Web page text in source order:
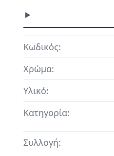
Κωδικός:
Χρώμα:
Υλικό:
Κατηγορία:
Συλλογή: